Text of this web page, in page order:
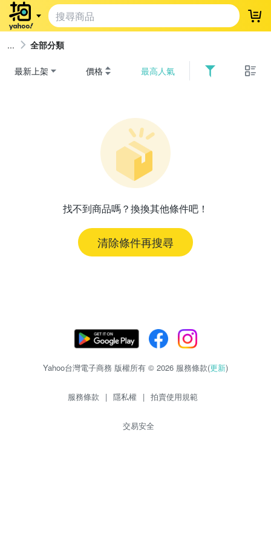
登
全部分類
最新上架 價格 最高人氣
找不到商品嗎？換換其他條件吧！
清除條件再搜尋
Yahoo台灣電子商務 版權所有 © 2026 服務條款(更新)
服務條款 | 隱私權 | 拍賣使用規範
交易安全